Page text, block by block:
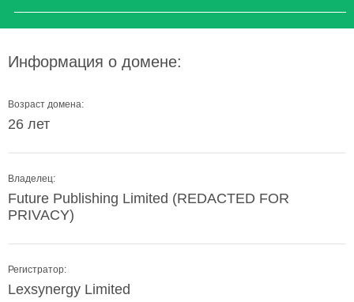
Информация о домене:
Возраст домена:
26 лет
Владелец:
Future Publishing Limited (REDACTED FOR
PRIVACY)
Регистратор:
Lexsynergy Limited